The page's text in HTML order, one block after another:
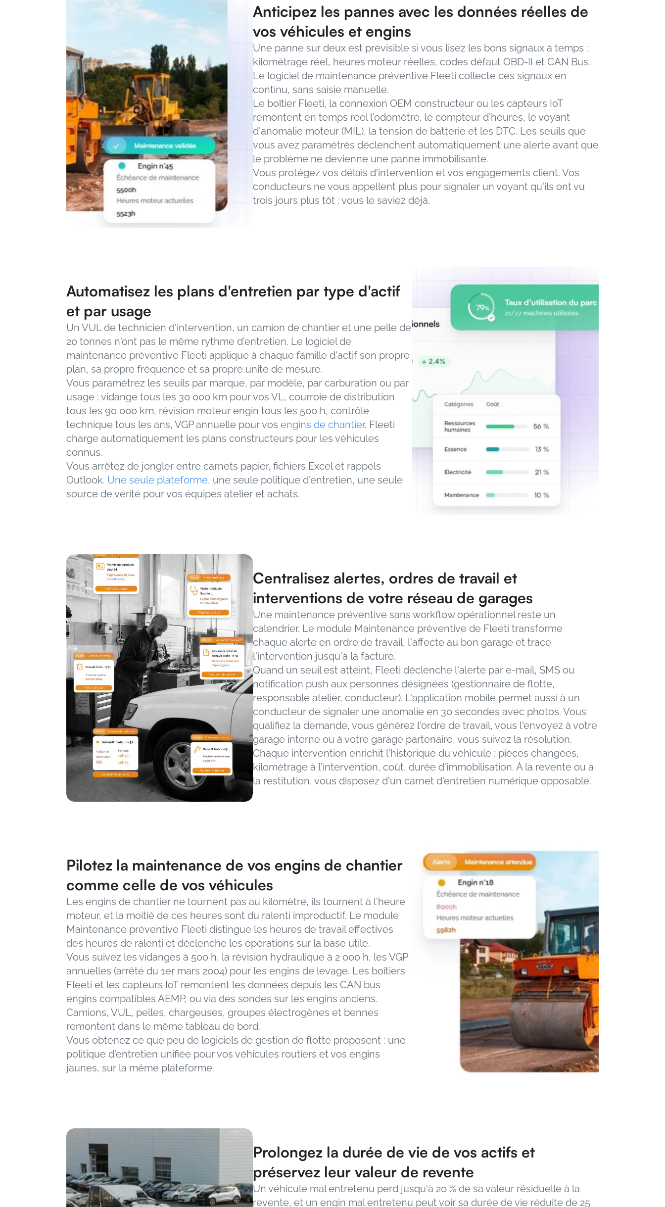
Anticipez les pannes avec les données réelles de
vos véhicules et engins
Une panne sur deux est prévisible si vous lisez les bons signaux à temps :
kilométrage réel, heures moteur réelles, codes défaut OBD-II et CAN Bus.
Le logiciel de maintenance préventive Fleeti collecte ces signaux en
continu, sans saisie manuelle.
Le boîtier Fleeti, la connexion OEM constructeur ou les capteurs IoT
remontent en temps réel l'odomètre, le compteur d'heures, le voyant
d'anomalie moteur (MIL), la tension de batterie et les DTC. Les seuils que
vous avez paramétrés déclenchent automatiquement une alerte avant que
le problème ne devienne une panne immobilisante.
Vous protégez vos délais d'intervention et vos engagements client. Vos
conducteurs ne vous appellent plus pour signaler un voyant qu'ils ont vu
trois jours plus tôt : vous le saviez déjà.
Automatisez les plans d'entretien par type d'actif
et par usage
Un VUL de technicien d'intervention, un camion de chantier et une pelle de
20 tonnes n'ont pas le même rythme d'entretien. Le logiciel de
maintenance préventive Fleeti applique à chaque famille d'actif son propre
plan, sa propre fréquence et sa propre unité de mesure.
Vous paramétrez les seuils par marque, par modèle, par carburation ou par
usage : vidange tous les 30 000 km pour vos VL, courroie de distribution
tous les 90 000 km, révision moteur engin tous les 500 h, contrôle
technique tous les ans, VGP annuelle pour vos engins de chantier. Fleeti
charge automatiquement les plans constructeurs pour les véhicules
connus.
Vous arrêtez de jongler entre carnets papier, fichiers Excel et rappels
Outlook. Une seule plateforme, une seule politique d'entretien, une seule
source de vérité pour vos équipes atelier et achats.
Centralisez alertes, ordres de travail et
interventions de votre réseau de garages
Une maintenance préventive sans workflow opérationnel reste un
calendrier. Le module Maintenance préventive de Fleeti transforme
chaque alerte en ordre de travail, l'affecte au bon garage et trace
l'intervention jusqu'à la facture.
Quand un seuil est atteint, Fleeti déclenche l'alerte par e-mail, SMS ou
notification push aux personnes désignées (gestionnaire de flotte,
responsable atelier, conducteur). L'application mobile permet aussi à un
conducteur de signaler une anomalie en 30 secondes avec photos. Vous
qualifiez la demande, vous générez l'ordre de travail, vous l'envoyez à votre
garage interne ou à votre garage partenaire, vous suivez la résolution.
Chaque intervention enrichit l'historique du véhicule : pièces changées,
kilométrage à l'intervention, coût, durée d'immobilisation. À la revente ou à
la restitution, vous disposez d'un carnet d'entretien numérique opposable.
Pilotez la maintenance de vos engins de chantier
comme celle de vos véhicules
Les engins de chantier ne tournent pas au kilomètre, ils tournent à l'heure
moteur, et la moitié de ces heures sont du ralenti improductif. Le module
Maintenance préventive Fleeti distingue les heures de travail effectives
des heures de ralenti et déclenche les opérations sur la base utile.
Vous suivez les vidanges à 500 h, la révision hydraulique à 2 000 h, les VGP
annuelles (arrêté du 1er mars 2004) pour les engins de levage. Les boîtiers
Fleeti et les capteurs IoT remontent les données depuis les CAN bus
engins compatibles AEMP, ou via des sondes sur les engins anciens.
Camions, VUL, pelles, chargeuses, groupes électrogènes et bennes
remontent dans le même tableau de bord.
Vous obtenez ce que peu de logiciels de gestion de flotte proposent : une
politique d'entretien unifiée pour vos véhicules routiers et vos engins
jaunes, sur la même plateforme.
Prolongez la durée de vie de vos actifs et
préservez leur valeur de revente
Un véhicule mal entretenu perd jusqu'à 20 % de sa valeur résiduelle à la
revente, et un engin mal entretenu peut voir sa durée de vie réduite de 25